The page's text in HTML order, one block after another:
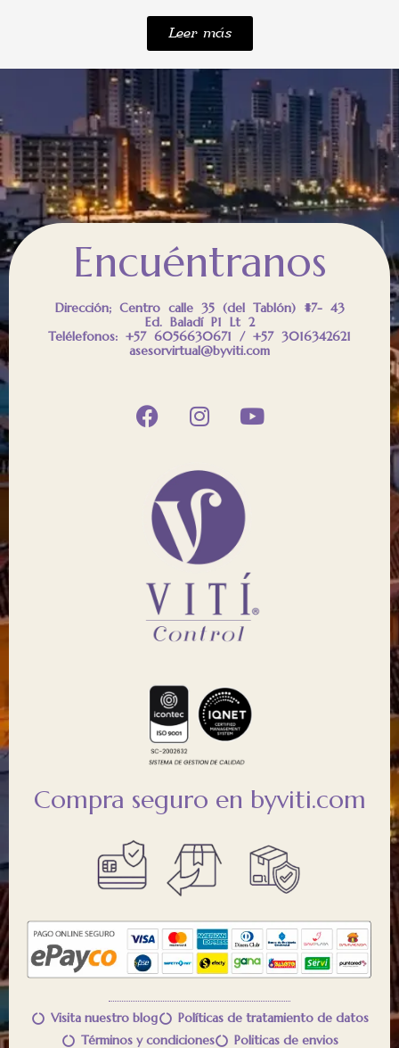
Leer más
Encuéntranos
Dirección; Centro calle 35 (del Tablón) #7- 43
Ed. Baladí P1 Lt 2
Telélefonos: +57 6056630671 / +57 3016342621
asesorvirtual@byviti.com
Compra seguro en byviti.com
Visita nuestro blog
Políticas de tratamiento de datos
Términos y condiciones
Politicas de envios